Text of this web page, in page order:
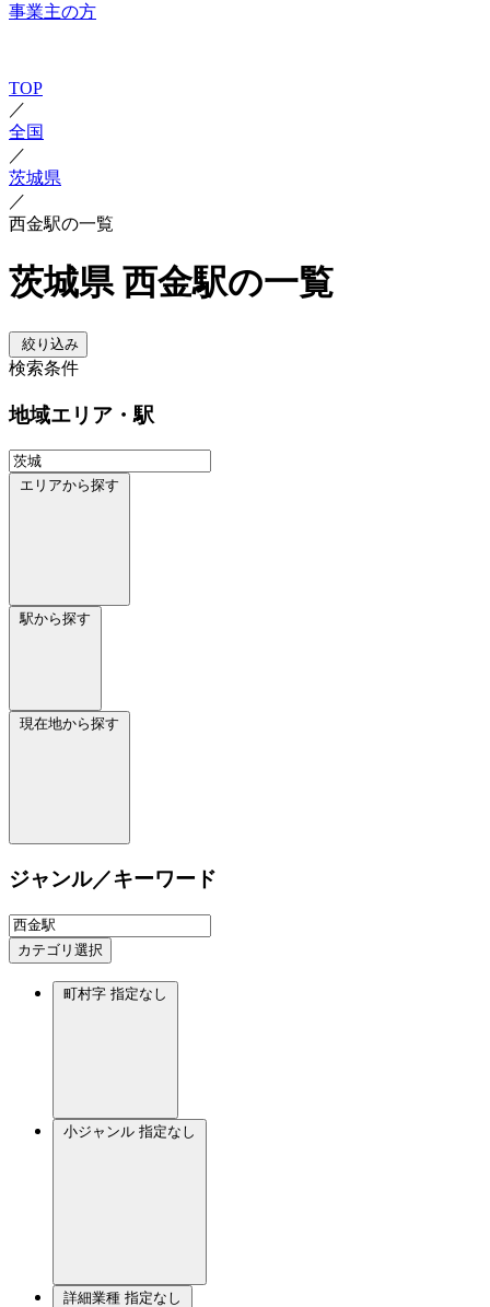
事業主の方
TOP
／
全国
／
茨城県
／
西金駅の一覧
茨城県 西金駅の一覧
絞り込み
検索条件
地域エリア・駅
エリアから探す
駅から探す
現在地から探す
ジャンル／キーワード
カテゴリ選択
町村字 指定なし
小ジャンル 指定なし
詳細業種 指定なし